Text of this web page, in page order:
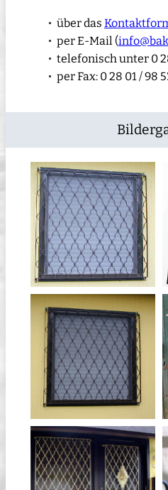
über das
per E-Mail (
telefonisch unter 0
per Fax: 0 28 01 / 98